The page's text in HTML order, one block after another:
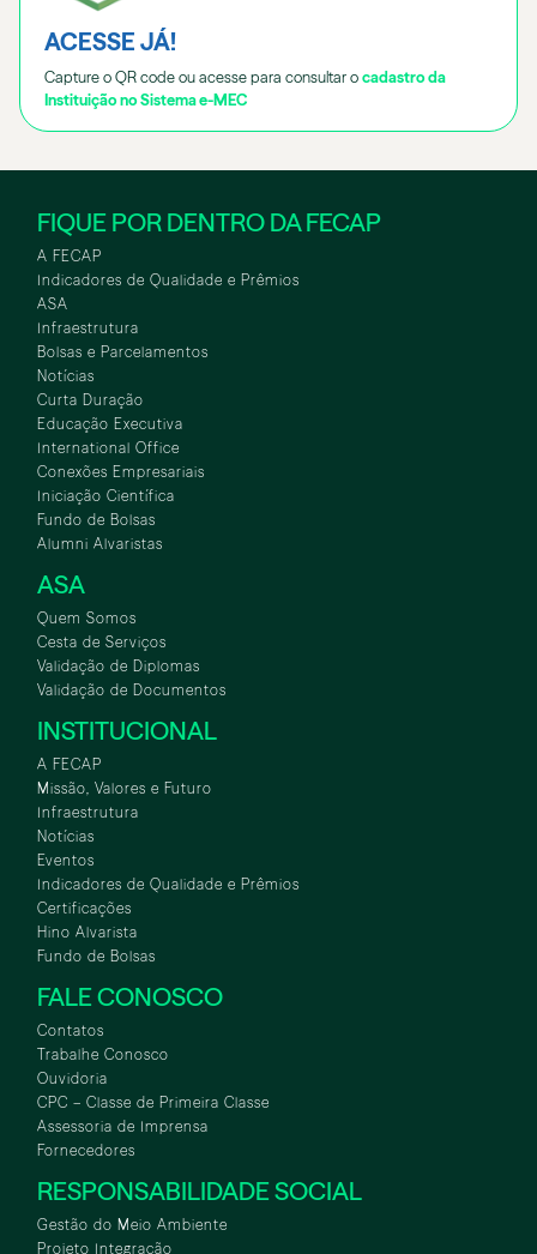
ACESSE JÁ!
Capture o QR code ou acesse para consultar o cadastro da
Instituição no Sistema e-MEC
FIQUE POR DENTRO DA FECAP
A FECAP
Indicadores de Qualidade e Prêmios
ASA
Infraestrutura
Bolsas e Parcelamentos
Notícias
Curta Duração
Educação Executiva
International Office
Conexões Empresariais
Iniciação Científica
Fundo de Bolsas
Alumni Alvaristas
ASA
Quem Somos
Cesta de Serviços
Validação de Diplomas
Validação de Documentos
INSTITUCIONAL
A FECAP
Missão, Valores e Futuro
Infraestrutura
Notícias
Eventos
Indicadores de Qualidade e Prêmios
Certificações
Hino Alvarista
Fundo de Bolsas
FALE CONOSCO
Contatos
Trabalhe Conosco
Ouvidoria
CPC – Classe de Primeira Classe
Assessoria de Imprensa
Fornecedores
RESPONSABILIDADE SOCIAL
Gestão do Meio Ambiente
Projeto Integração